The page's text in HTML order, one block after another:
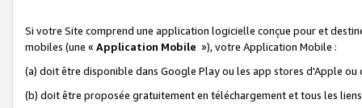
Si votre Site comprend une application logicielle conçue pour et
mobiles (une « Application Mobile »), votre Application Mobile :
(a) doit être disponible dans Google Play ou les app stores d'Apple ou
(b) doit être proposée gratuitement en téléchargement et tous les